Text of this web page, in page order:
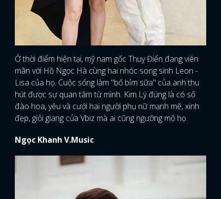
ĐĂNG NHẬP
Ở thời điểm hiện tại, mỹ nam gốc Thuỵ Điển đang viên
mãn với Hồ Ngọc Hà cùng hai nhóc song sinh Leon -
Lisa của họ. Cuộc sống làm "bố bỉm sữa" của anh thu
hút được sự quan tâm từ mình. Kim Lý đúng là có số
đào hoa, yêu và cưới hai người phụ nữ mạnh mẽ, xinh
đẹp, giỏi giang của Vbiz mà ai cũng ngưỡng mộ họ.
Ngọc Khanh V.Music